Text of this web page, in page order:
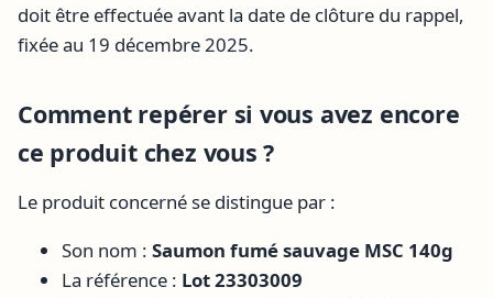
doit être effectuée avant la date de clôture du rappel,
fixée au 19 décembre 2025.
Comment repérer si vous avez encore
ce produit chez vous ?
Le produit concerné se distingue par :
Son nom : Saumon fumé sauvage MSC 140g
La référence : Lot 23303009